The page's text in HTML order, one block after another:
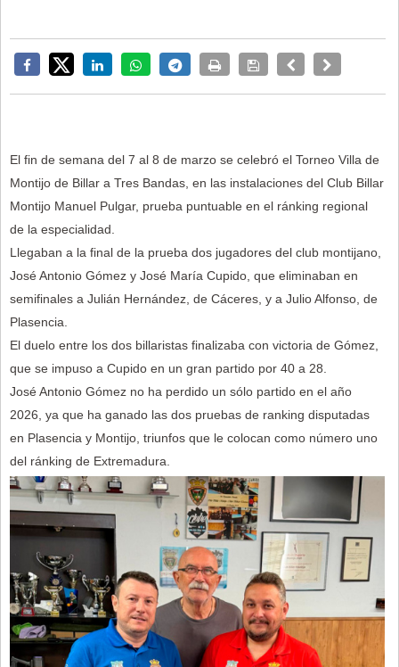
El fin de semana del 7 al 8 de marzo se celebró el Torneo Villa de
Montijo de Billar a Tres Bandas, en las instalaciones del Club Billar
Montijo Manuel Pulgar, prueba puntuable en el ránking regional
de la especialidad.
Llegaban a la final de la prueba dos jugadores del club montijano,
José Antonio Gómez y José María Cupido, que eliminaban en
semifinales a Julián Hernández, de Cáceres, y a Julio Alfonso, de
Plasencia.
El duelo entre los dos billaristas finalizaba con victoria de Gómez,
que se impuso a Cupido en un gran partido por 40 a 28.
José Antonio Gómez no ha perdido un sólo partido en el año
2026, ya que ha ganado las dos pruebas de ranking disputadas
en Plasencia y Montijo, triunfos que le colocan como número uno
del ránking de Extremadura.